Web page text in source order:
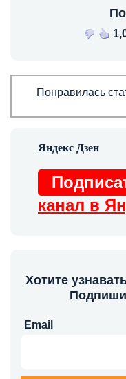
Понравилась
канал в
Хотите
Email